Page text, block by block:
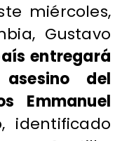
miércoles,
Gustavo
entregará
del
Emmanuel
identificado